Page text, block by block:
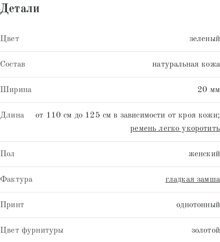
Детали
Цвет зеленый
Состав натуральная кожа
Ширина 20 мм
Длина
от 110 см до 125 см в зависимости от кроя кожи;
ремень легко укоротить
Пол женский
Фактура гладкая замша
Принт однотонный
Цвет фурнитуры золотой